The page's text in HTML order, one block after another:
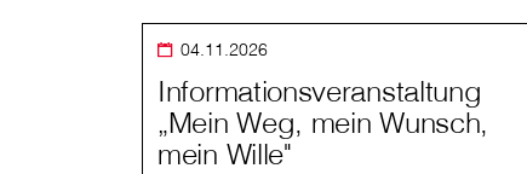
04.11.2026
Informationsveranstaltung
„Mein Weg, mein Wunsch,
mein Wille"